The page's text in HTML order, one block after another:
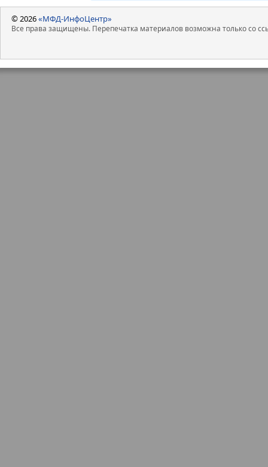
© 2026«МФД-ИнфоЦентр»
Все права защищены. Перепечатка материалов возможна только со